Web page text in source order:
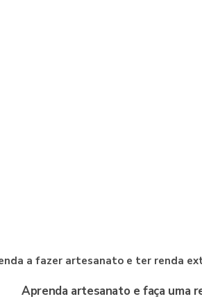
a fazer artesanato e ter renda
Aprenda artesanato e faça uma